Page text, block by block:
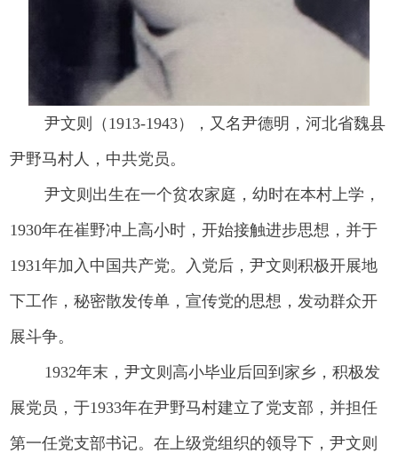
尹文则（1913-1943），又名尹德明，河北省魏县
尹野马村人，中共党员。
尹文则出生在一个贫农家庭，幼时在本村上学，
1930年在崔野冲上高小时，开始接触进步思想，并于
1931年加入中国共产党。入党后，尹文则积极开展地
下工作，秘密散发传单，宣传党的思想，发动群众开
展斗争。
1932年末，尹文则高小毕业后回到家乡，积极发
展党员，于1933年在尹野马村建立了党支部，并担任
第一任党支部书记。在上级党组织的领导下，尹文则